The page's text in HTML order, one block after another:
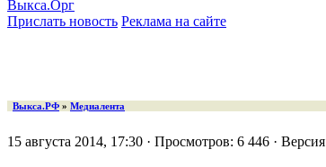
Выкса.Орг
Прислать новость Реклама на сайте
Выкса.РФ » Медиалента
15 августа 2014, 17:30 · Просмотров: 6 446 · Версия